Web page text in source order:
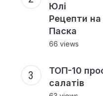
Юлі
Рецепти
Паска
66 views
ТОП-10
салатів